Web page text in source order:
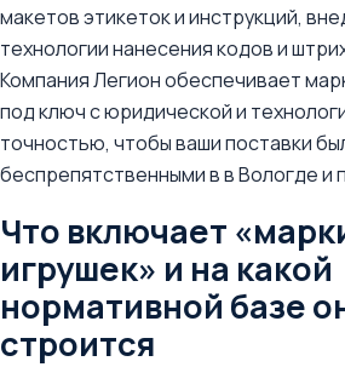
макетов этикеток и инструкций,
технологии нанесения кодов и
Компания Легион обеспечивает
под ключ с юридической и
точностью, чтобы ваши поставки
беспрепятственными в в Вологде и
Что включает
игрушек» и на какой
нормативной базе
строится